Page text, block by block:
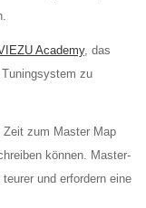
Academy, das
zu
zum Master Map
können. Master-
und erfordern eine